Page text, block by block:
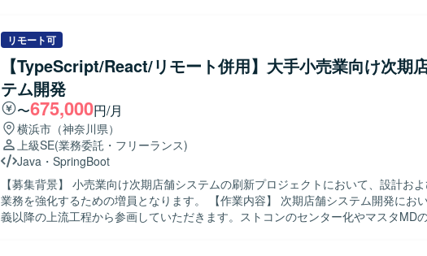
応いただく想定です。2027年4月以降は次期システムの開発対応にも参画いただきます
める人物像】 お客様との折衝を含めた上流工程から主体的に参画いただける方を
す。コミュニケーション能力が高く、関係者と連携しながら積極的に作業を推進し
る方を歓迎します。 【ポジションの魅力】 要件定義から本番リリースまで一通りの工程に携わ
ることができ、金融系決済業務に関する専門性を高めていただけます。既存システ
発だけでなく、次期システムの新規開発にも関与できるため、長期的な視点でスキ
図ることができます。 【開発環境】 クラサバ環境（VB6.0、C言語）およびWeb系技術
（HTML、JavaScript、Java）、SQL、SYBASEなどを用いた開発環境です。
リモート可
【TypeScript/React/リモート併用】大手小売業向け次期
テム開発
〜675,000円/月
横浜市（神奈川県）
上級SE(業務委託・フリーランス)
Java ・ SpringBoot
【募集背景】 小売業向け次期店舗システムの刷新プロジェクトにおいて、設計お
業務を強化するための増員となります。 【作業内容】 次期店舗システム開発において、要件定
義以降の上流工程から参画していただきます。ストコンのセンター化やマスタMD